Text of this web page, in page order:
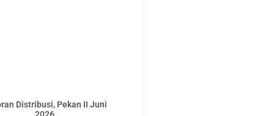
Distribusi, Pekan II Juni